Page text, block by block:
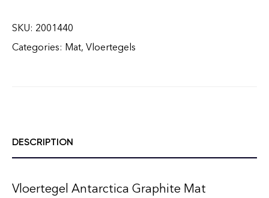
SKU: 2001440
Categories: Mat, Vloertegels
DESCRIPTION
Vloertegel Antarctica Graphite Mat